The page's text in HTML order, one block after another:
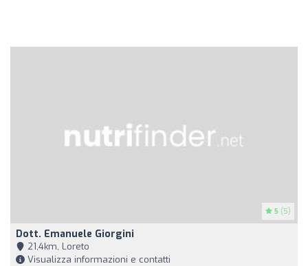
5 (5)
Dott. Emanuele Giorgini
21,4km, Loreto
Visualizza informazioni e contatti